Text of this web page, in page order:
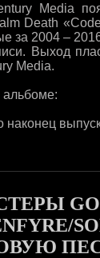
Media
Death
за 2004 –
Выход
Media.